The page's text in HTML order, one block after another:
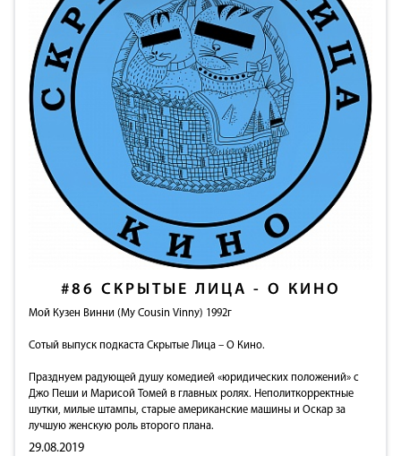
#86 СКРЫТЫЕ ЛИЦА - О КИНО
Мой Кузен Винни (My Cousin Vinny) 1992г
Сотый выпуск подкаста Скрытые Лица – О Кино.
Празднуем радующей душу комедией «юридических положений» с
Джо Пеши и Марисой Томей в главных ролях. Неполиткорректные
шутки, милые штампы, старые американские машины и Оскар за
лучшую женскую роль второго плана.
29.08.2019